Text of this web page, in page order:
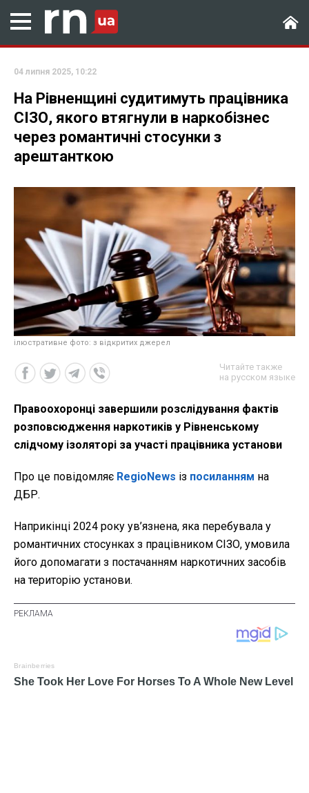
04 липня 2025, 10:22
На Рівненщині судитимуть працівника
СІЗО, якого втягнули в наркобізнес
через романтичні стосунки з
арештанткою
ілюстративне фото: з відкритих джерел
Читайте также
на русском языке
Правоохоронці завершили розслідування фактів
розповсюдження наркотиків у Рівненському
слідчому ізоляторі за участі працівника установи
Про це повідомляє RegioNews із посиланням на
ДБР.
Наприкінці 2024 року ув’язнена, яка перебувала у
романтичних стосунках з працівником СІЗО, умовила
його допомагати з постачанням наркотичних засобів
на територію установи.